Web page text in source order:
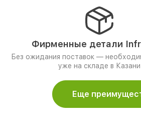
Фирменные детали
Без ожидания поставок —
уже на складе в Казани
Еще